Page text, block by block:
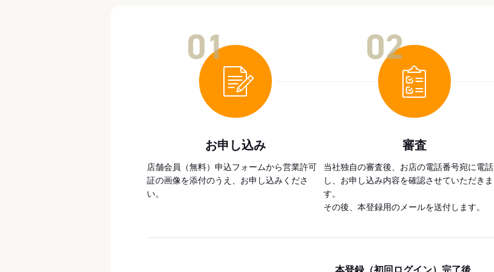
お申し込み
店舗会員（無料）申込フォームから営業許可
証の画像を添付のうえ、お申し込みくださ
い。
審査
当社独自の審査後、お店の電話番号宛に電話
し、お申し込み内容を確認させていただきま
す。
その後、本登録用のメールを送付します。